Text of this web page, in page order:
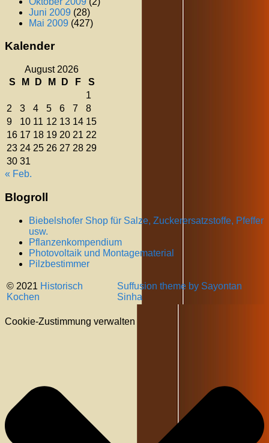
Juni 2009 (28)
Mai 2009 (427)
Kalender
August 2026
S
M D M D F
S
1
2
3 4 5 6 7
8
9
10 11 12 13 14 15
16 17 18 19 20 21 22
23 24 25 26 27 28 29
30 31
« Feb.
Blogroll
Biebelshofer Shop für Salze, Zuckerersatzstoffe, Pfeffer
usw.
Pflanzenkompendium
Photovoltaik und Montagematerial
Pilzbestimmer
© 2021 Historisch
Kochen
Suffusion theme by Sayontan
Sinha
Cookie-Zustimmung verwalten